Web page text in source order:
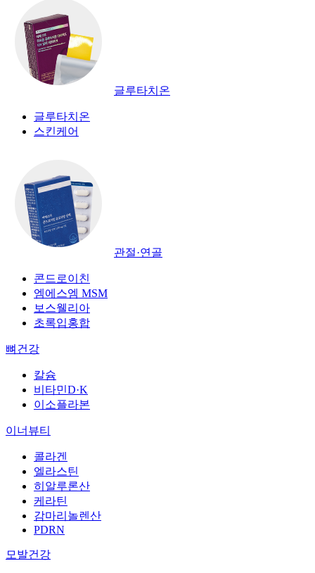
글루타치온
글루타치온
스킨케어
관절·연골
콘드로이친
엠에스엠 MSM
보스웰리아
초록입홍합
뼈건강
칼슘
비타민D·K
이소플라본
이너뷰티
콜라겐
엘라스틴
히알루론산
케라틴
감마리놀렌산
PDRN
모발건강